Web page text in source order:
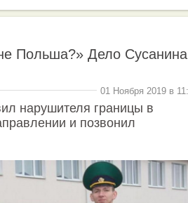
Польша?» Дело Сусанина
01 Ноября 2019 в
нарушителя границы в
и позвонил